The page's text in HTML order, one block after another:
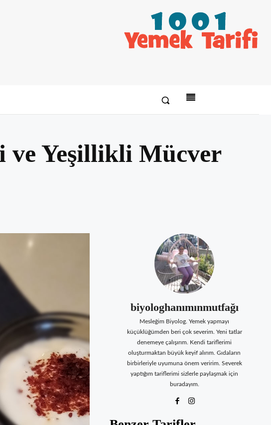
ve Yeşillikli Mücver
biyologhanımınmutfağı
Mesleğim Biyolog. Yemek yapmayı
küçüklüğümden beri çok severim. Yeni tatlar
denemeye çalışırım. Kendi tariflerimi
oluşturmaktan büyük keyif alırım. Gıdaların
birbirleriyle uyumuna önem veririm. Severek
yaptığım tariflerimi sizlerle paylaşmak için
buradayım.